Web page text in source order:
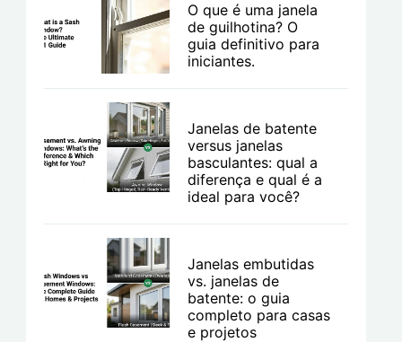
O que é uma janela
de guilhotina? O
guia definitivo para
iniciantes.
Janelas de batente
versus janelas
basculantes: qual a
diferença e qual é a
ideal para você?
Janelas embutidas
vs. janelas de
batente: o guia
completo para casas
e projetos